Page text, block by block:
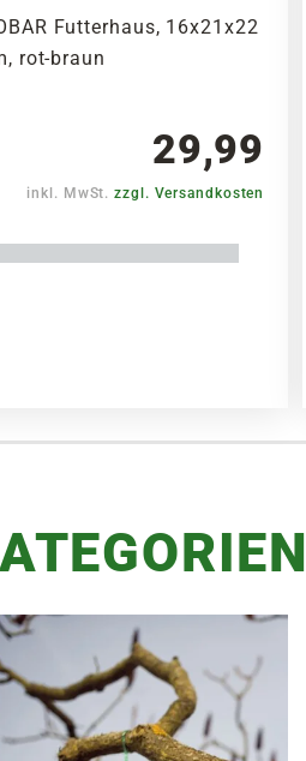
Futterhaus, 16x21x22
rot-braun
29,99
inkl. MwSt.zzgl. Versandkosten